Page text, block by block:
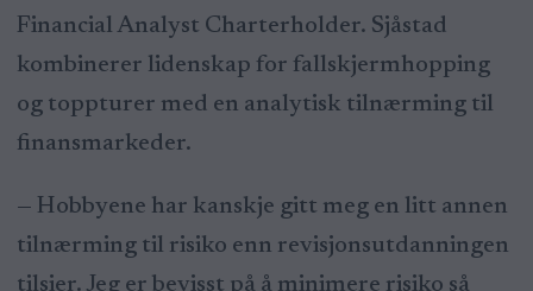
Financial Analyst Charterholder. Sjåstad
kombinerer lidenskap for fallskjermhopping
og toppturer med en analytisk tilnærming til
finansmarkeder.
— Hobbyene har kanskje gitt meg en litt annen
tilnærming til risiko enn revisjonsutdanningen
tilsier. Jeg er bevisst på å minimere risiko så